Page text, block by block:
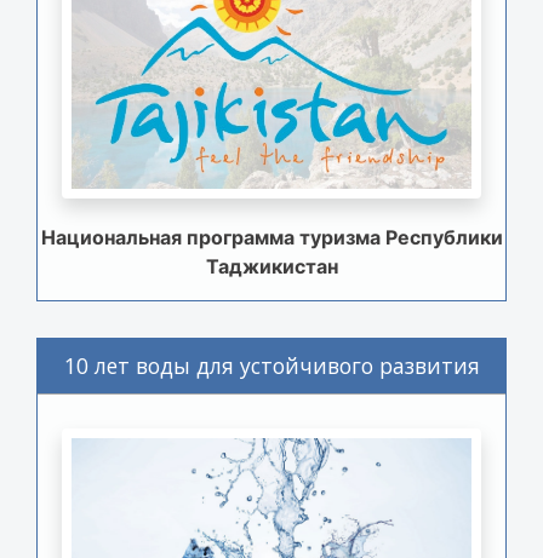
Национальная программа туризма Республики
Таджикистан
10 лет воды для устойчивого развития